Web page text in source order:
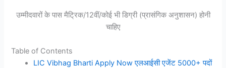
उम्मीदवारों के पास मैट्रिक/12वीं/कोई भी डिग्री (प्रासंगिक अनुशासन) होनी
चाहिए
Table of Contents
LIC Vibhag Bharti Apply Now एलआईसी एजेंट 5000+ पदों